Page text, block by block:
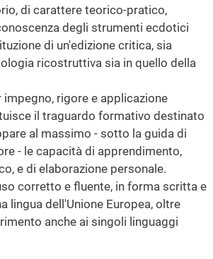
di carattere teorico-pratico,
degli strumenti ecdotici
di un'edizione critica, sia
ricostruttiva sia in quello della
impegno, rigore e applicazione
il traguardo formativo destinato
al massimo - sotto la guida di
- le capacità di apprendimento,
e di elaborazione personale.
corretto e fluente, in forma scritta e
lingua dell'Unione Europea, oltre
anche ai singoli linguaggi